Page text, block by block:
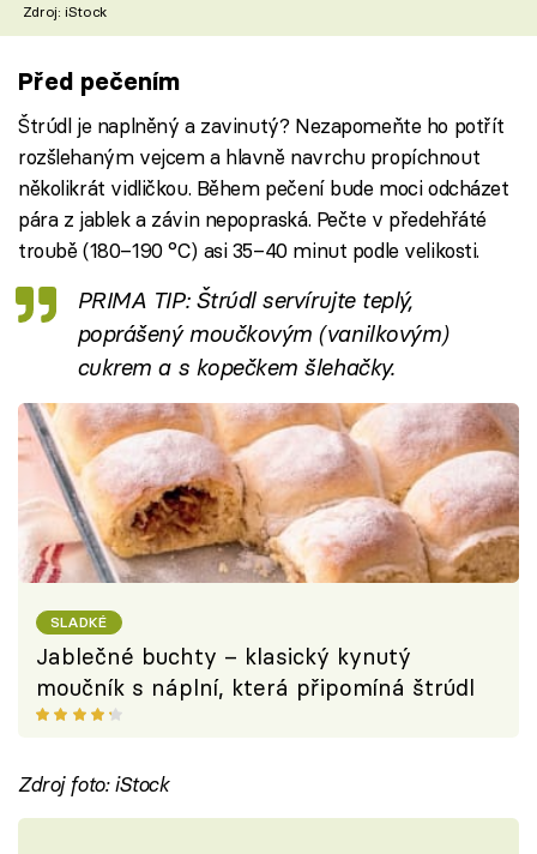
Zdroj: iStock
Před pečením
Štrúdl je naplněný a zavinutý? Nezapomeňte ho potřít
rozšlehaným vejcem a hlavně navrchu propíchnout
několikrát vidličkou. Během pečení bude moci odcházet
pára z jablek a závin nepopraská. Pečte v předehřáté
troubě (180–190 °C) asi 35–40 minut podle velikosti.
PRIMA TIP: Štrúdl servírujte teplý,
poprášený moučkovým (vanilkovým)
cukrem a s kopečkem šlehačky.
SLADKÉ
Jablečné buchty – klasický kynutý
moučník s náplní, která připomíná štrúdl
Zdroj foto: iStock